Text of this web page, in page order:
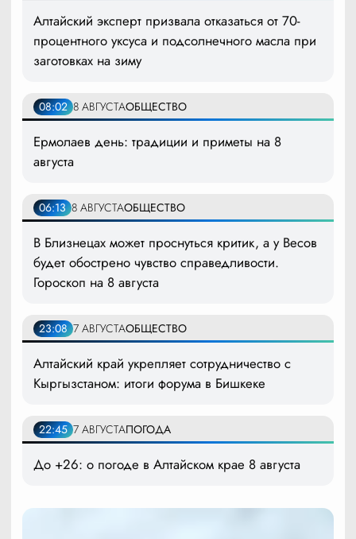
Алтайский эксперт призвала отказаться от 70-
процентного уксуса и подсолнечного масла при
заготовках на зиму
08:02 8 АВГУСТАОБЩЕСТВО
Ермолаев день: традиции и приметы на 8
августа
06:13 8 АВГУСТАОБЩЕСТВО
В Близнецах может проснуться критик, а у Весов
будет обострено чувство справедливости.
Гороскоп на 8 августа
23:08 7 АВГУСТАОБЩЕСТВО
Алтайский край укрепляет сотрудничество с
Кыргызстаном: итоги форума в Бишкеке
22:45 7 АВГУСТАПОГОДА
До +26: о погоде в Алтайском крае 8 августа